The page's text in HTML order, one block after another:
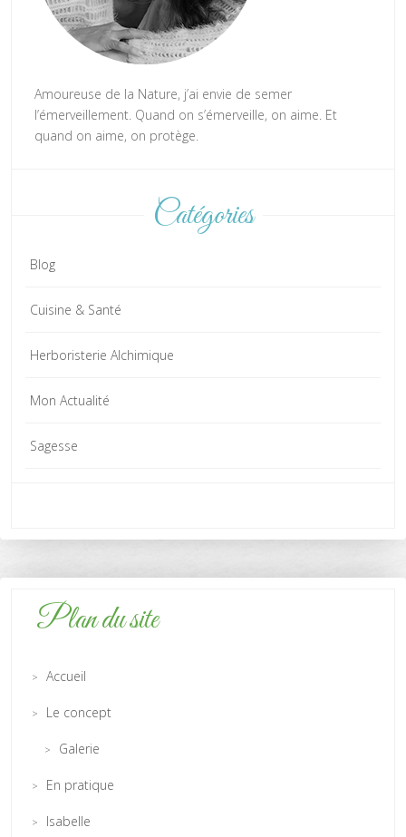
Amoureuse de la Nature, j’ai envie de semer
l’émerveillement. Quand on s’émerveille, on aime. Et
quand on aime, on protège.
Catégories
Blog
Cuisine & Santé
Herboristerie Alchimique
Mon Actualité
Sagesse
Plan du site
Accueil
Le concept
Galerie
En pratique
Isabelle